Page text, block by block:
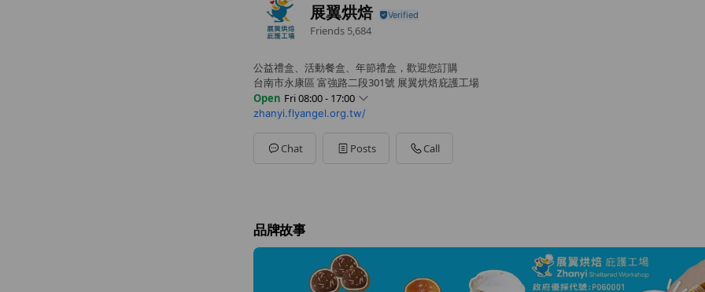
展翼烘焙
Friends 5,684
公益禮盒、活動餐盒、年節禮盒，歡迎您訂購
台南市永康區 富強路二段301號 展翼烘焙庇護工場
Open Fri 08:00 - 17:00
SunClosed
Tue08:00 - 17:00
zhanyi.flyangel.org.tw/
Chat Posts Call
品牌故事